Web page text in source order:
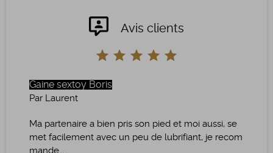
Avis clients
Gaine sextoy Boris
Par Laurent
Ma partenaire a bien pris son pied et moi aussi, se
met facilement avec un peu de lubrifiant, je recom
mande...